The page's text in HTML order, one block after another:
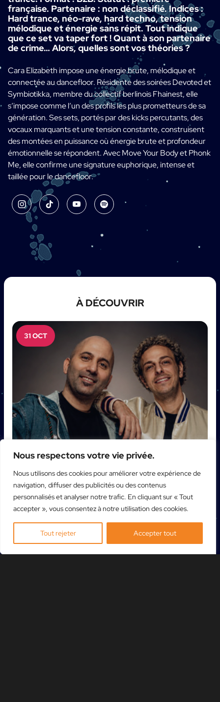
Nous respectons votre vie privée.
Nous utilisons des cookies pour améliorer votre expérience de
navigation, diffuser des publicités ou des contenus
personnalisés et analyser notre trafic. En cliquant sur « Tout
accepter », vous consentez à notre utilisation des cookies.
Tout rejeter Accepter tout
française. Partenaire : non déclassifié. Indices :
Hard trance, néo-rave, hard techno, tension
mélodique et énergie sans répit. Tout indique
que ce set va taper fort ! Quant à son partenaire
de crime… Alors, quelles sont vos théories ?
Cara Elizabeth impose une énergie brute, mélodique et
connectée au dancefloor. Résidente des soirées Devoted et
Symbiotikka, membre du collectif berlinois Fhainest, elle
s’impose comme l’un des profils les plus prometteurs de sa
génération. Ses sets, portés par des kicks percutants, des
vocaux marquants et une tension constante, construisent
des montées en puissance où énergie brute et profondeur
émotionnelle se répondent. Avec Move Your Body et Phonk
Me, elle confirme une signature euphorique, intense et
taillée pour le dancefloor.
À DÉCOUVRIR
31 OCT
VINI VICI